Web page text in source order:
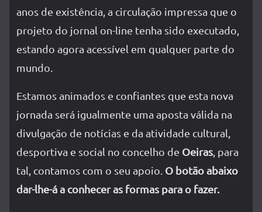
anos de existência, a circulação impressa que o
projeto do jornal on-line tenha sido executado,
estando agora acessível em qualquer parte do
mundo.
Estamos animados e confiantes que esta nova
jornada será igualmente uma aposta válida na
divulgação de notícias e da atividade cultural,
desportiva e social no concelho de Oeiras, para
tal, contamos com o seu apoio. O botão abaixo
dar-lhe-á a conhecer as formas para o fazer.